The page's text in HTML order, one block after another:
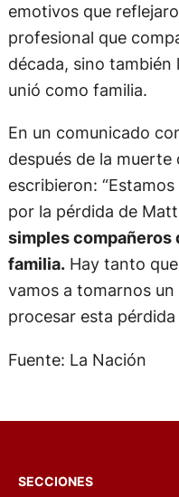
emotivos que
profesional que
década, sino también
unió como familia.
En un comunicado
después de la
escribieron:
por la pérdida de
simples compañeros
familia.Hay tanto
vamos a tomarnos
procesar esta
Fuente: La Nación
SECCIONES